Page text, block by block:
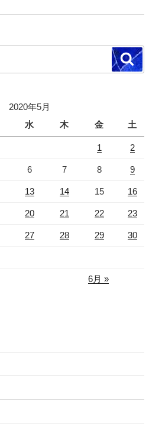
検
索
2020年5月
水 木 金 土
1 2
6 7 8 9
13 14 15 16
20 21 22 23
27 28 29 30
6月 »